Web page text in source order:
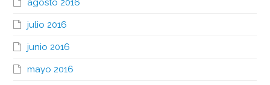
agosto 2016
julio 2016
junio 2016
mayo 2016